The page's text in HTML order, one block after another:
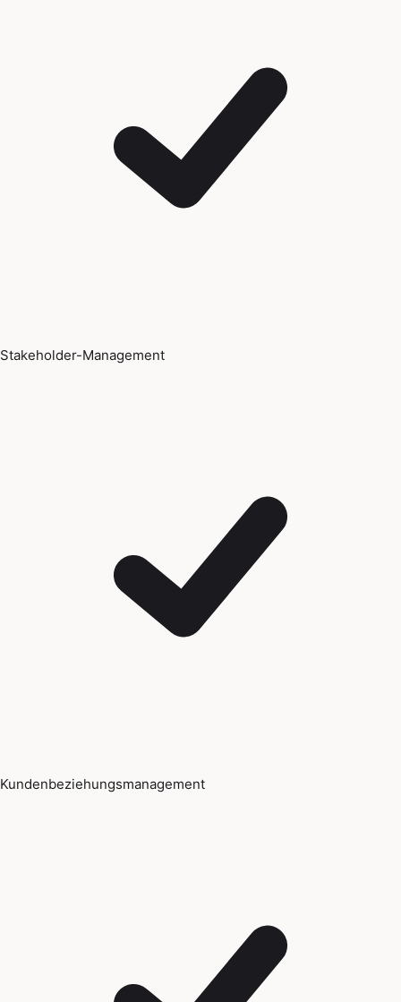
Stakeholder-Management
Kundenbeziehungsmanagement